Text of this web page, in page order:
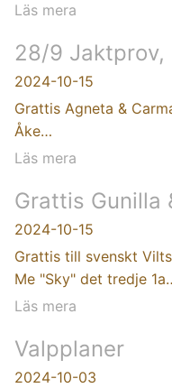
Läs mera
28/9 Jaktprov,
2024-10-15
Grattis Agneta &
Åke…
Läs mera
Grattis Gunilla
2024-10-15
Grattis till svenskt
Me "Sky" det tredje
Läs mera
Valpplaner
2024-10-03